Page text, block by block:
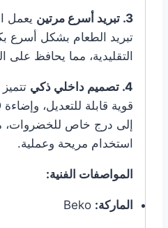
3. تبريد أسرع مرتين
يعمل
تبريد الطعام بشكل أسرع
التقليدية، مما يحافظ على
4. تصميم داخلي ذكي
إلى درج خاص للخضروات،
استخدام مريحة وعملية.
المواصفات الفنية:
الماركة: